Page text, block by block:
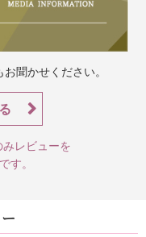
聞かせください。
レビューを
す。